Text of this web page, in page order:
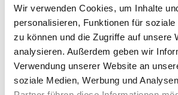
Wir verwenden Cookies, um Inhalte
personalisieren, Funktionen für soziale
zu können und die Zugriffe auf unsere
analysieren. Außerdem geben wir
Verwendung unserer Website an
soziale Medien, Werbung und
E-MAIL*
Wie können wir Dich erreichen?
DEINE NACHRICHT AN UNS*